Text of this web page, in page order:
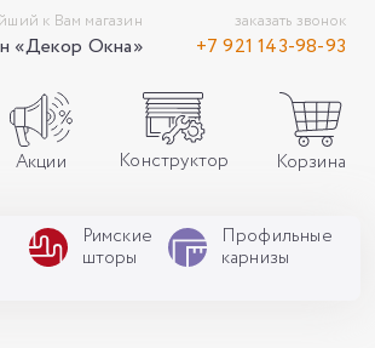
к Вам магазин
«Декор Окна»
заказать звонок
+7 921 143-98-93
Акции Конструктор Корзина
Римские
шторы
Профильные
карнизы